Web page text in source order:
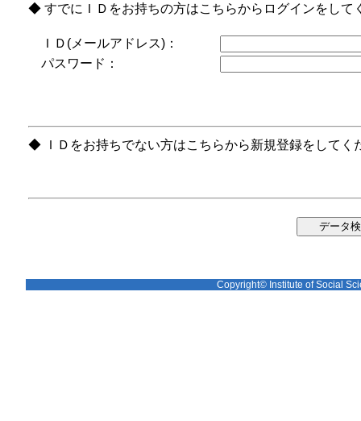
◆ すでにＩＤをお持ちの方はこちらからログインをして
ＩＤ(メールアドレス)：
パスワード：
◆ ＩＤをお持ちでない方はこちらから新規登録をしてく
Copyright© Institute of Social